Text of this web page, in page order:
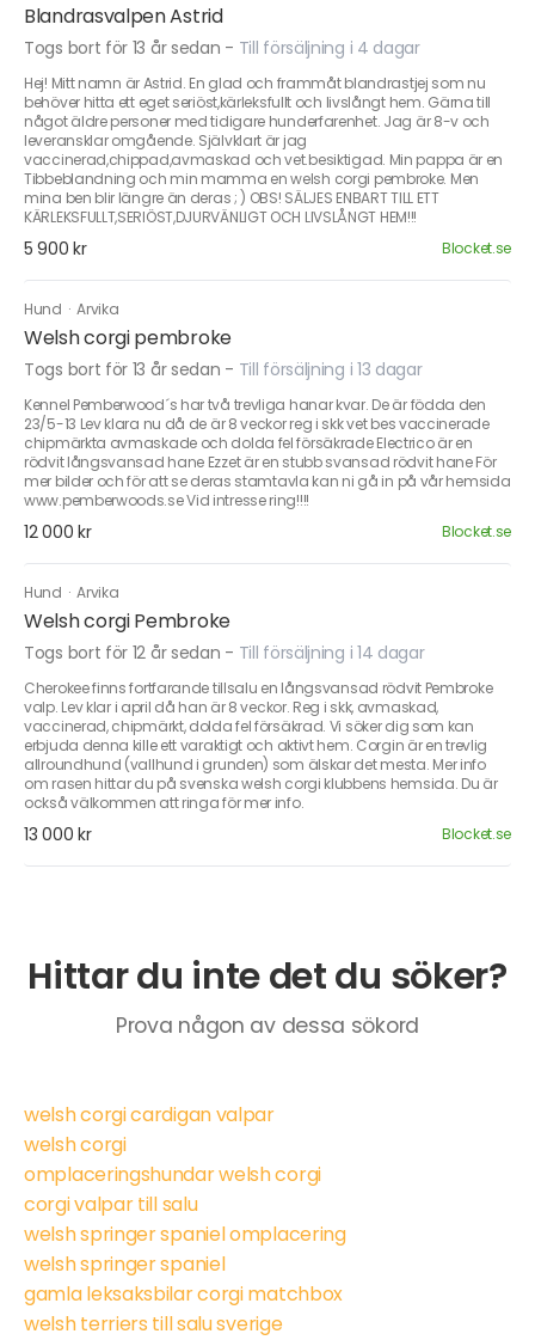
Blandrasvalpen Astrid
Togs bort för 13 år sedan - Till försäljning i 4 dagar
Hej! Mitt namn är Astrid. En glad och frammåt blandrastjej som nu
behöver hitta ett eget seriöst,kärleksfullt och livslångt hem. Gärna till
något äldre personer med tidigare hunderfarenhet. Jag är 8-v och
leveransklar omgående. Självklart är jag
vaccinerad,chippad,avmaskad och vet.besiktigad. Min pappa är en
Tibbeblandning och min mamma en welsh corgi pembroke. Men
mina ben blir längre än deras ; ) OBS! SÄLJES ENBART TILL ETT
KÄRLEKSFULLT,SERIÖST,DJURVÄNLIGT OCH LIVSLÅNGT HEM!!!
5 900 kr Blocket.se
Hund ·Arvika
Welsh corgi pembroke
Togs bort för 13 år sedan - Till försäljning i 13 dagar
Kennel Pemberwood´s har två trevliga hanar kvar. De är födda den
23/5-13 Lev klara nu då de är 8 veckor reg i skk vet bes vaccinerade
chipmärkta avmaskade och dolda fel försäkrade Electrico är en
rödvit långsvansad hane Ezzet är en stubb svansad rödvit hane För
mer bilder och för att se deras stamtavla kan ni gå in på vår hemsida
www.pemberwoods.se Vid intresse ring!!!!
12 000 kr Blocket.se
Hund ·Arvika
Welsh corgi Pembroke
Togs bort för 12 år sedan - Till försäljning i 14 dagar
Cherokee finns fortfarande tillsalu en långsvansad rödvit Pembroke
valp. Lev klar i april då han är 8 veckor. Reg i skk, avmaskad,
vaccinerad, chipmärkt, dolda fel försäkrad. Vi söker dig som kan
erbjuda denna kille ett varaktigt och aktivt hem. Corgin är en trevlig
allroundhund (vallhund i grunden) som älskar det mesta. Mer info
om rasen hittar du på svenska welsh corgi klubbens hemsida. Du är
också välkommen att ringa för mer info.
13 000 kr Blocket.se
Hittar du inte det du söker?
Prova någon av dessa sökord
welsh corgi cardigan valpar
welsh corgi
omplaceringshundar welsh corgi
corgi valpar till salu
welsh springer spaniel omplacering
welsh springer spaniel
gamla leksaksbilar corgi matchbox
welsh terriers till salu sverige